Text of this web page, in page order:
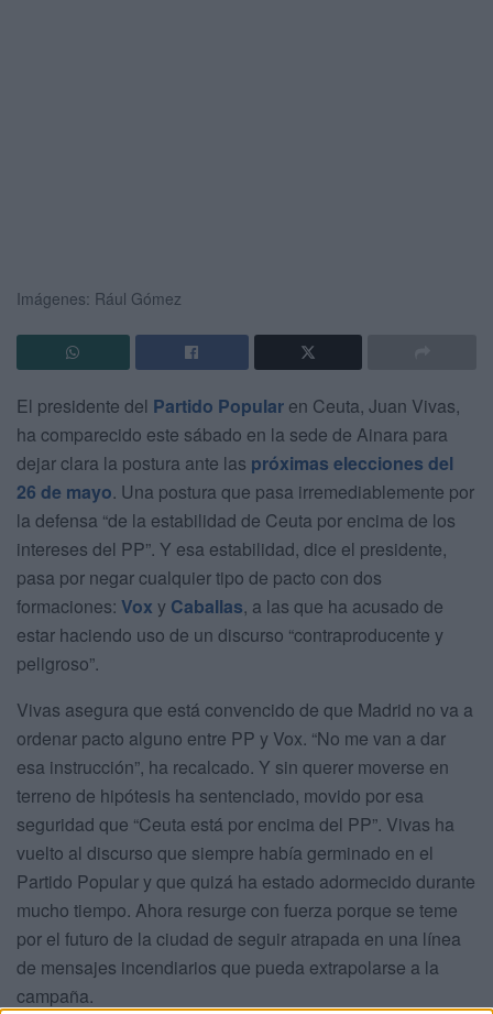
Imágenes: Rául Gómez
El presidente del Partido Popular en Ceuta, Juan Vivas,
ha comparecido este sábado en la sede de Ainara para
dejar clara la postura ante las próximas elecciones del
26 de mayo. Una postura que pasa irremediablemente por
la defensa “de la estabilidad de Ceuta por encima de los
intereses del PP”. Y esa estabilidad, dice el presidente,
pasa por negar cualquier tipo de pacto con dos
formaciones: Vox y Caballas, a las que ha acusado de
estar haciendo uso de un discurso “contraproducente y
peligroso”.
Vivas asegura que está convencido de que Madrid no va a
ordenar pacto alguno entre PP y Vox. “No me van a dar
esa instrucción”, ha recalcado. Y sin querer moverse en
terreno de hipótesis ha sentenciado, movido por esa
seguridad que “Ceuta está por encima del PP”. Vivas ha
vuelto al discurso que siempre había germinado en el
Partido Popular y que quizá ha estado adormecido durante
mucho tiempo. Ahora resurge con fuerza porque se teme
por el futuro de la ciudad de seguir atrapada en una línea
de mensajes incendiarios que pueda extrapolarse a la
campaña.